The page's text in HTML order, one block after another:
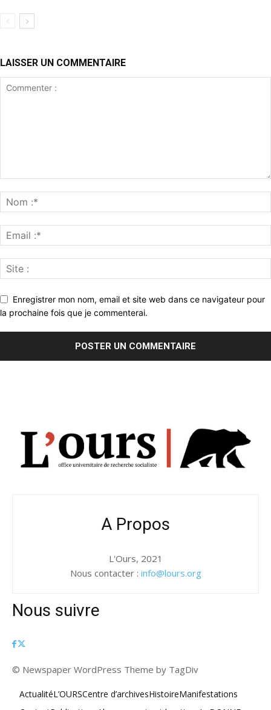
LAISSER UN COMMENTAIRE
Enregistrer mon nom, email et site web dans ce navigateur pour
la prochaine fois que je commenterai.
A Propos
L'Ours, 2021
Nous contacter : info@lours.org
Nous suivre
© Newspaper WordPress Theme by TagDiv
ActualitéL’OURSCentre d’archivesHistoireManifestations